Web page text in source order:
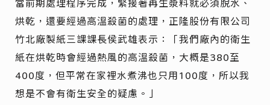
當前期處理程序完成，緊接著再生漿料就必須脫水、
烘乾，還要經過高溫殺菌的處理，正隆股份有限公司
竹北廠製紙三課課長侯武雄表示：「我們廠內的衛生
紙在烘乾時會經過熱風的高溫殺菌，大概是380至
400度，但平常在家裡水煮沸也只用100度，所以我
想是不會有衛生安全的疑慮。」